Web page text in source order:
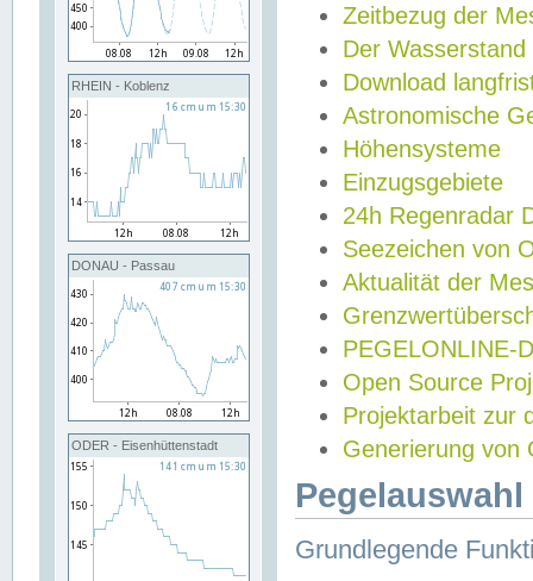
RHEIN - Koblenz
DONAU - Passau
ODER - Eisenhüttenstadt
Zeitbezug der
Der Wasserstand
Download
Astronomische
Höhensysteme
Einzugsgebiete
24h Regenradar
Seezeichen von
Aktualität der
PEGELONLINE-
Open Source
Projektarbeit zur
Generierung von
Grundlegende